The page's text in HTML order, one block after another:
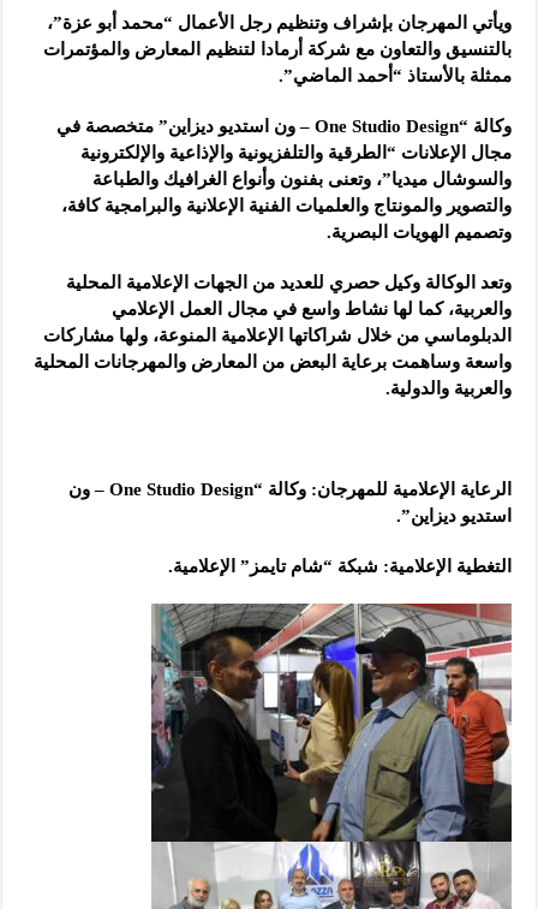
ويأتي المهرجان بإشراف وتنظيم رجل الأعمال “محمد أبو عزة”،
بالتنسيق والتعاون مع شركة أرمادا لتنظيم المعارض والمؤتمرات
ممثلة بالأستاذ “أحمد الماضي”.
وكالة “One Studio Design – ون استديو ديزاين” متخصصة في
مجال الإعلانات “الطرقية والتلفزيونية والإذاعية والإلكترونية
والسوشال ميديا”، وتعنى بفنون وأنواع الغرافيك والطباعة
والتصوير والمونتاج والعلميات الفنية الإعلانية والبرامجية كافة،
وتصميم الهويات البصرية.
وتعد الوكالة وكيل حصري للعديد من الجهات الإعلامية المحلية
والعربية، كما لها نشاط واسع في مجال العمل الإعلامي
الدبلوماسي من خلال شراكاتها الإعلامية المنوعة، ولها مشاركات
واسعة وساهمت برعاية البعض من المعارض والمهرجانات المحلية
والعربية والدولية.
الرعاية الإعلامية للمهرجان: وكالة “One Studio Design – ون
استديو ديزاين”.
التغطية الإعلامية: شبكة “شام تايمز” الإعلامية.